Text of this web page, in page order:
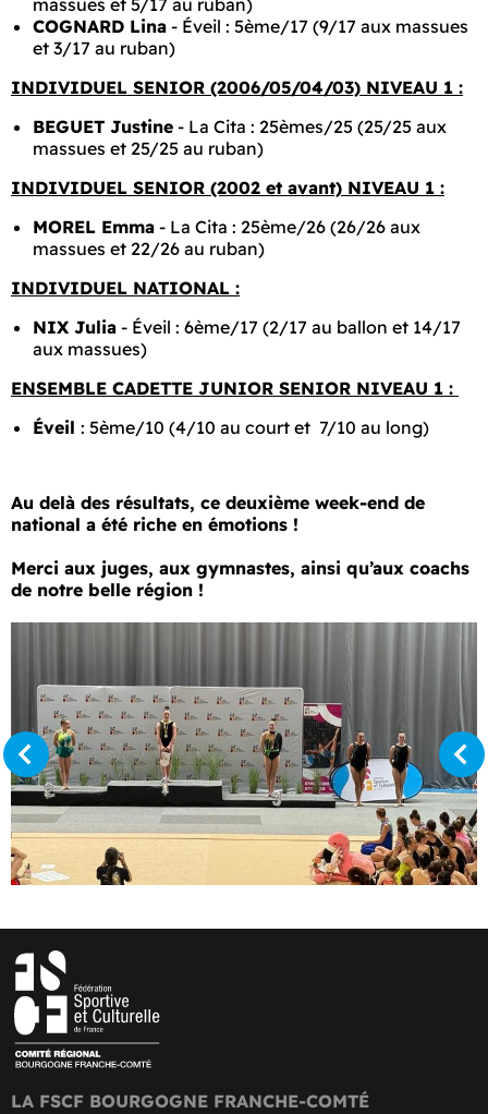
COGNARD Lina - Éveil : 5ème/17 (9/17 aux massues
et 3/17 au ruban)
INDIVIDUEL SENIOR (2006/05/04/03) NIVEAU 1 :
BEGUET Justine - La Cita : 25èmes/25 (25/25 aux
massues et 25/25 au ruban)
INDIVIDUEL SENIOR (2002 et avant) NIVEAU 1 :
MOREL Emma - La Cita : 25ème/26 (26/26 aux
massues et 22/26 au ruban)
INDIVIDUEL NATIONAL :
NIX Julia - Éveil : 6ème/17 (2/17 au ballon et 14/17
aux massues)
ENSEMBLE CADETTE JUNIOR SENIOR NIVEAU 1 :
Éveil : 5ème/10 (4/10 au court et 7/10 au long)
Au delà des résultats, ce deuxième week-end de
national a été riche en émotions !
Merci aux juges, aux gymnastes, ainsi qu’aux coachs
de notre belle région !
LA FSCF BOURGOGNE FRANCHE-COMTÉ